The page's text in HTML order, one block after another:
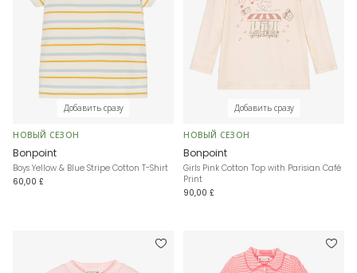
Добавить сразу
НОВЫЙ СЕЗОН
Bonpoint
Boys Yellow & Blue Stripe Cotton T-Shirt
60,00 £
Добавить сразу
НОВЫЙ СЕЗОН
Bonpoint
Girls Pink Cotton Top with Parisian Café
Print
90,00 £